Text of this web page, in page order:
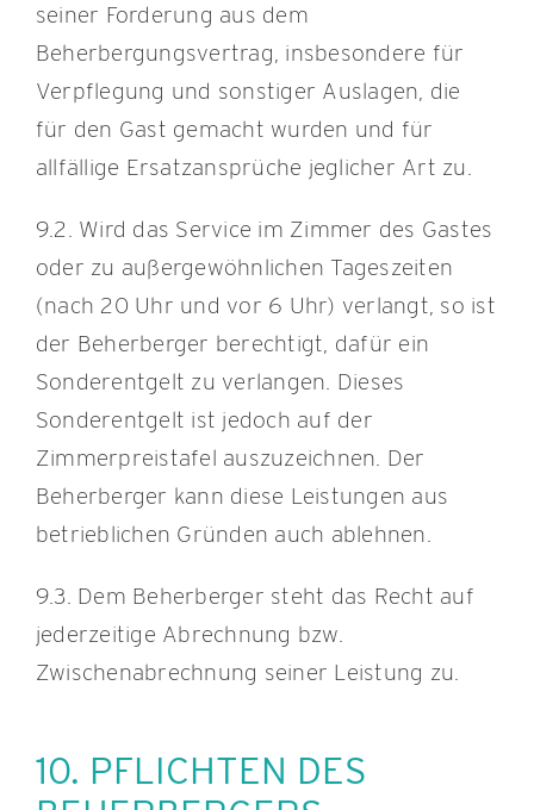
seiner Forderung aus dem
Beherbergungsvertrag, insbesondere für
Verpflegung und sonstiger Auslagen, die
für den Gast gemacht wurden und für
allfällige Ersatzansprüche jeglicher Art zu.
9.2. Wird das Service im Zimmer des Gastes
oder zu außergewöhnlichen Tageszeiten
(nach 20 Uhr und vor 6 Uhr) verlangt, so ist
der Beherberger berechtigt, dafür ein
Sonderentgelt zu verlangen. Dieses
Sonderentgelt ist jedoch auf der
Zimmerpreistafel auszuzeichnen. Der
Beherberger kann diese Leistungen aus
betrieblichen Gründen auch ablehnen.
9.3. Dem Beherberger steht das Recht auf
jederzeitige Abrechnung bzw.
Zwischenabrechnung seiner Leistung zu.
10. PFLICHTEN DES